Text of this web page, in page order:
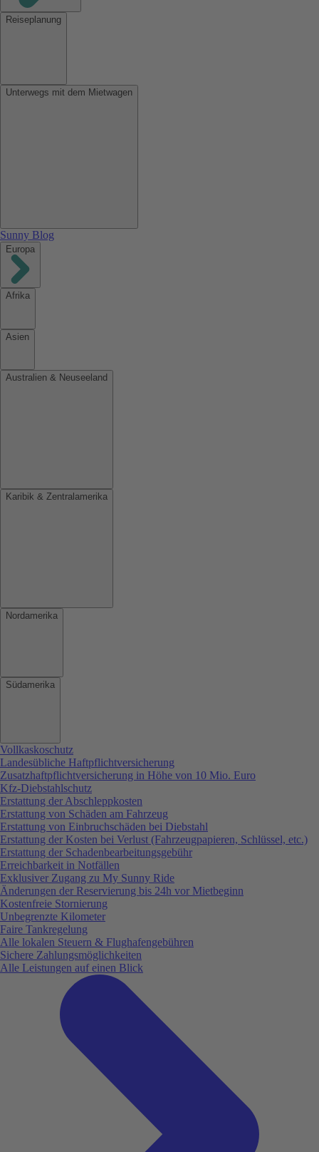
Reiseplanung
Unterwegs mit dem Mietwagen
Sunny Blog
Europa
Afrika
Asien
Australien & Neuseeland
Karibik & Zentralamerika
Nordamerika
Südamerika
Vollkaskoschutz
Landesübliche Haftpflichtversicherung
Zusatzhaftpflichtversicherung in Höhe von 10 Mio. Euro
Kfz-Diebstahlschutz
Erstattung der Abschleppkosten
Erstattung von Schäden am Fahrzeug
Erstattung von Einbruchschäden bei Diebstahl
Erstattung der Kosten bei Verlust (Fahrzeugpapieren, Schlüssel, etc.)
Erstattung der Schadenbearbeitungsgebühr
Erreichbarkeit in Notfällen
Exklusiver Zugang zu My Sunny Ride
Änderungen der Reservierung bis 24h vor Mietbeginn
Kostenfreie Stornierung
Unbegrenzte Kilometer
Faire Tankregelung
Alle lokalen Steuern & Flughafengebühren
Sichere Zahlungsmöglichkeiten
Alle Leistungen auf einen Blick